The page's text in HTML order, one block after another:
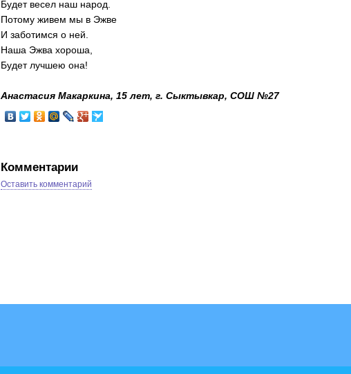
Будет весел наш народ.
Потому живем мы в Эжве
И заботимся о ней.
Наша Эжва хороша,
Будет лучшею она!
Анастасия Макаркина, 15 лет, г. Сыктывкар, СОШ №27
Комментарии
Оставить комментарий